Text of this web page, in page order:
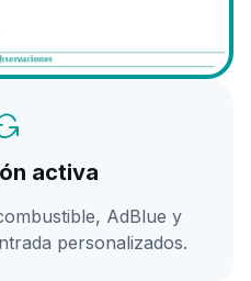
activa
AdBlue y
personalizados.